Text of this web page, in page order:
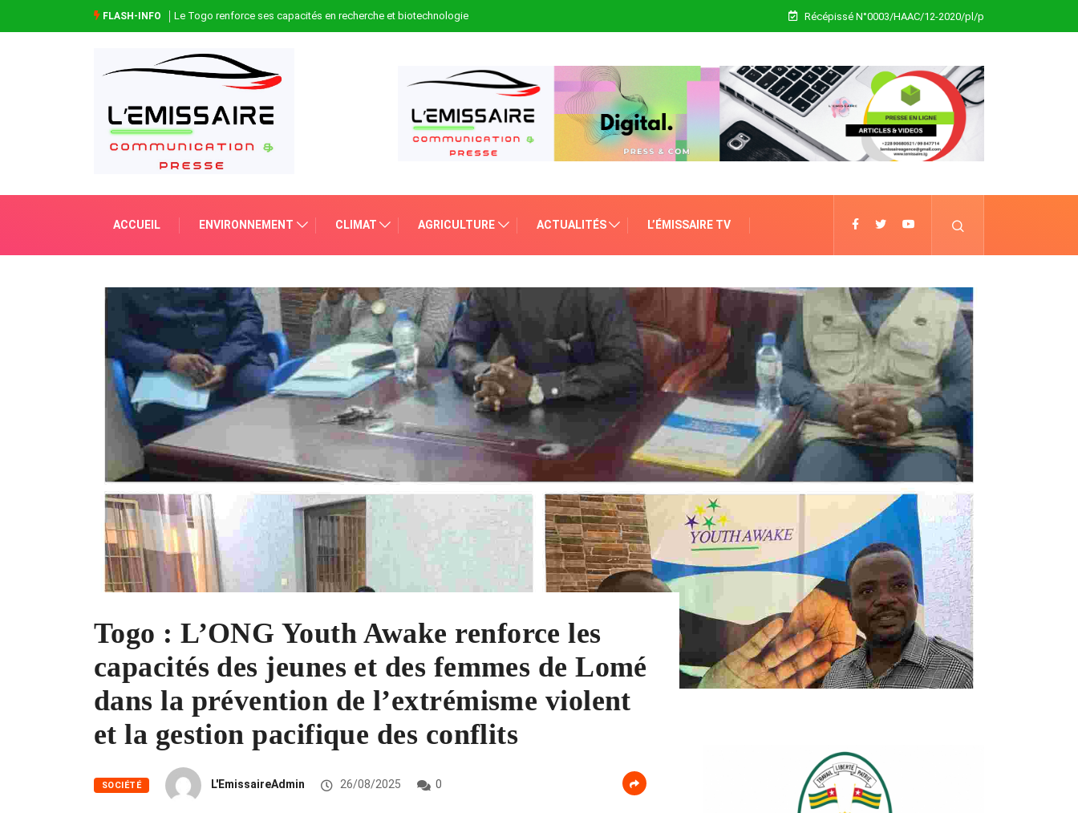
FLASH-INFO Le Togo renforce ses capacités en recherche et biotechnologie Récépissé N°0003/HAAC/12-2020/pl/p
ACCUEIL ENVIRONNEMENT CLIMAT AGRICULTURE ACTUALITÉS L’ÉMISSAIRE TV
Togo : L’ONG Youth Awake renforce les
capacités des jeunes et des femmes de Lomé
dans la prévention de l’extrémisme violent
et la gestion pacifique des conflits
SOCIÉTÉ L'EmissaireAdmin 26/08/2025 0